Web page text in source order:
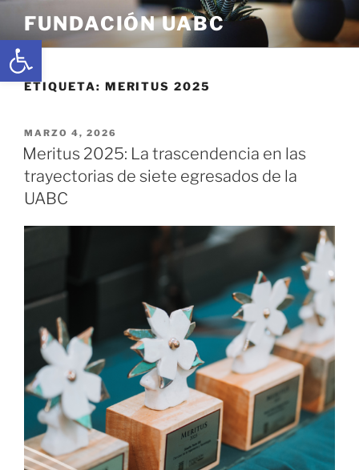
Abrir barra de herramientas
FUNDACIÓN UABC
ETIQUETA: MERITUS 2025
MARZO 4, 2026
Meritus 2025: La trascendencia en las
trayectorias de siete egresados de la
UABC